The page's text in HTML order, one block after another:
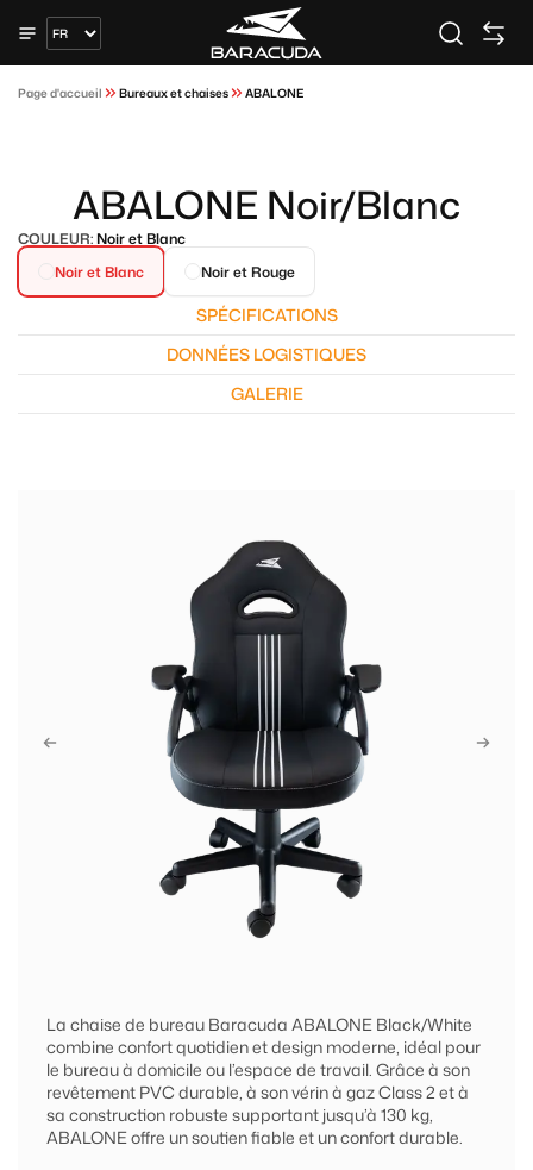
Page d'accueil Bureaux et chaises ABALONE
ABALONE Noir/Blanc
COULEUR:Noir et Blanc
Noir et Blanc
Noir et Rouge
SPÉCIFICATIONS
DONNÉES LOGISTIQUES
GALERIE
La chaise de bureau Baracuda ABALONE Black/White
combine confort quotidien et design moderne, idéal pour
le bureau à domicile ou l’espace de travail. Grâce à son
revêtement PVC durable, à son vérin à gaz Class 2 et à
sa construction robuste supportant jusqu’à 130 kg,
ABALONE offre un soutien fiable et un confort durable.